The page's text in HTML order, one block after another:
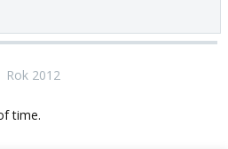
Rok 2012
time.